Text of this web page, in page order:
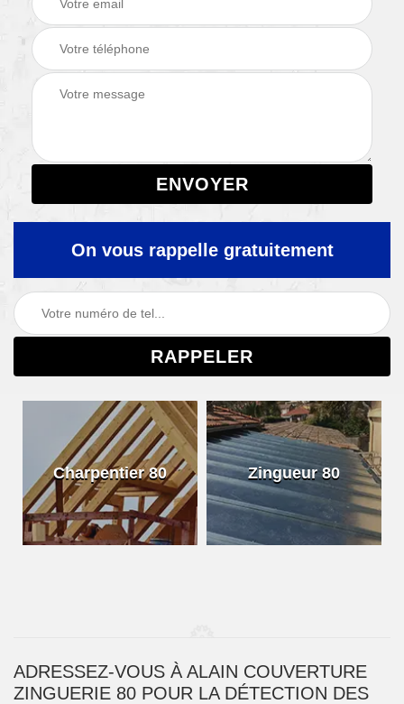
On vous rappelle gratuitement
Charpentier 80 Zingueur 80
ADRESSEZ-VOUS À ALAIN COUVERTURE
ZINGUERIE 80 POUR LA DÉTECTION DES